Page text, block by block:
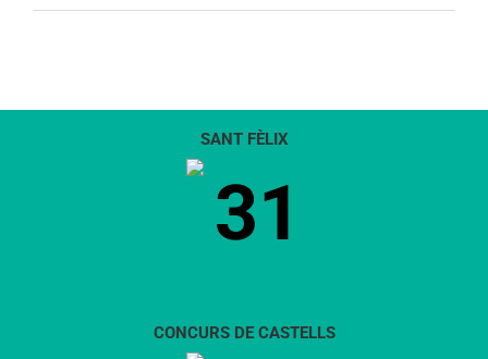
SANT FÈLIX
31
CONCURS DE CASTELLS